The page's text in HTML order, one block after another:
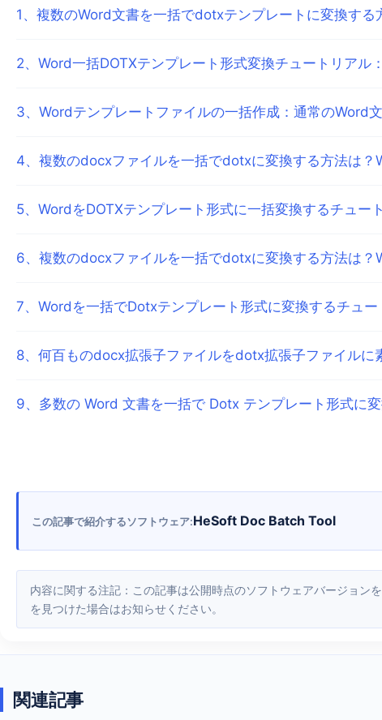
1 、 複数のWord文書を一括でdotxテンプレートに変換す
2、 Word一括DOTXテンプレート形式変換チュートリア
3、 Wordテンプレートファイルの一括作成：通常のWord
4、 複数のdocxファイルを一括でdotxに変換する方法は
5、 WordをDOTXテンプレート形式に一括変換するチュ
6、 複数のdocxファイルを一括でdotxに変換する方法は
7、 Wordを一括でDotxテンプレート形式に変換するチュ
8、 何百ものdocx拡張子ファイルをdotx拡張子ファイルに
9、 多数の Word 文書を一括で Dotx テンプレート形式に
この記事で紹介するソフトウェア HeSoft Doc Batch Tool
内容に関する注記：この記事は公開時点のソフトウェアバージョンをもとに作成しています。画面や機能はアップデートにより変更される場合があるため、現在のソフトウェアをご確認ください。誤り
を見つけた場合はお知らせください。
関連記事